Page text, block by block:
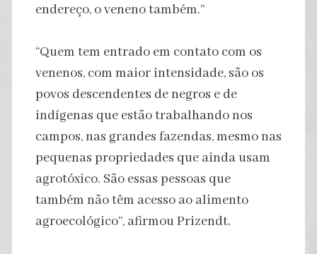
endereço, o veneno também.”
“Quem tem entrado em contato com os
venenos, com maior intensidade, são os
povos descendentes de negros e de
indígenas que estão trabalhando nos
campos, nas grandes fazendas, mesmo nas
pequenas propriedades que ainda usam
agrotóxico. São essas pessoas que
também não têm acesso ao alimento
agroecológico”, afirmou Prizendt.